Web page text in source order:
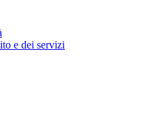
e dei servizi